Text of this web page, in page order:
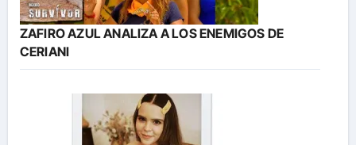
ZAFIRO AZUL ANALIZA A LOS ENEMIGOS DE
CERIANI